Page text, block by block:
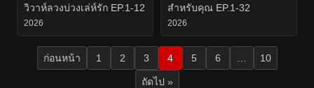
วิวาห์ลวงบ่วงเล่ห์รัก EP.1-12
2026
สำหรับคุณ EP.1-32
2026
ก่อนหน้า 1 2 3 4 5 6 10
ถัดไป »